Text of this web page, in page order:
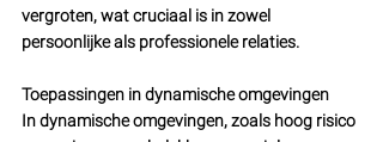
vergroten, wat cruciaal is in zowel
persoonlijke als professionele relaties.
Toepassingen in dynamische omgevingen
In dynamische omgevingen, zoals hoog risico